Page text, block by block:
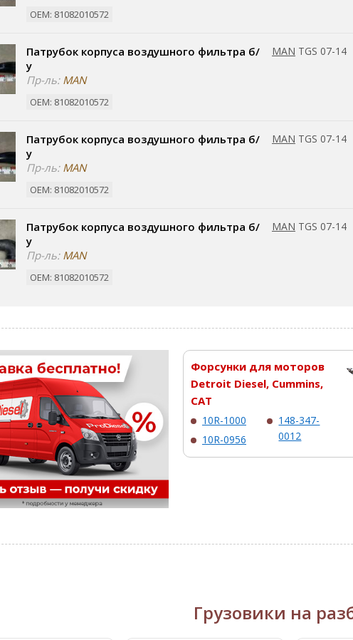
ОЕМ: 81082010572
Патрубок корпуса воздушного фильтра б/
у
Пр-ль:MAN
ОЕМ: 81082010572
MAN TGS 07-14
Патрубок корпуса воздушного фильтра б/
у
Пр-ль:MAN
ОЕМ: 81082010572
MAN TGS 07-14
Патрубок корпуса воздушного фильтра б/
у
Пр-ль:MAN
ОЕМ: 81082010572
MAN TGS 07-14
Форсунки для моторов
Detroit Diesel, Cummins,
CAT
10R-1000
10R-0956
148-347-
0012
Грузовики на